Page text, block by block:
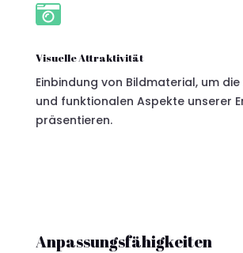

Visuelle Attraktivität
Einbindung von Bildmaterial, um
und funktionalen Aspekte unserer
präsentieren.
Anpassungsfähigkeiten